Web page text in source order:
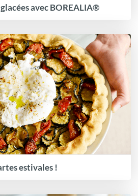
avec BOREALIA®
estivales !